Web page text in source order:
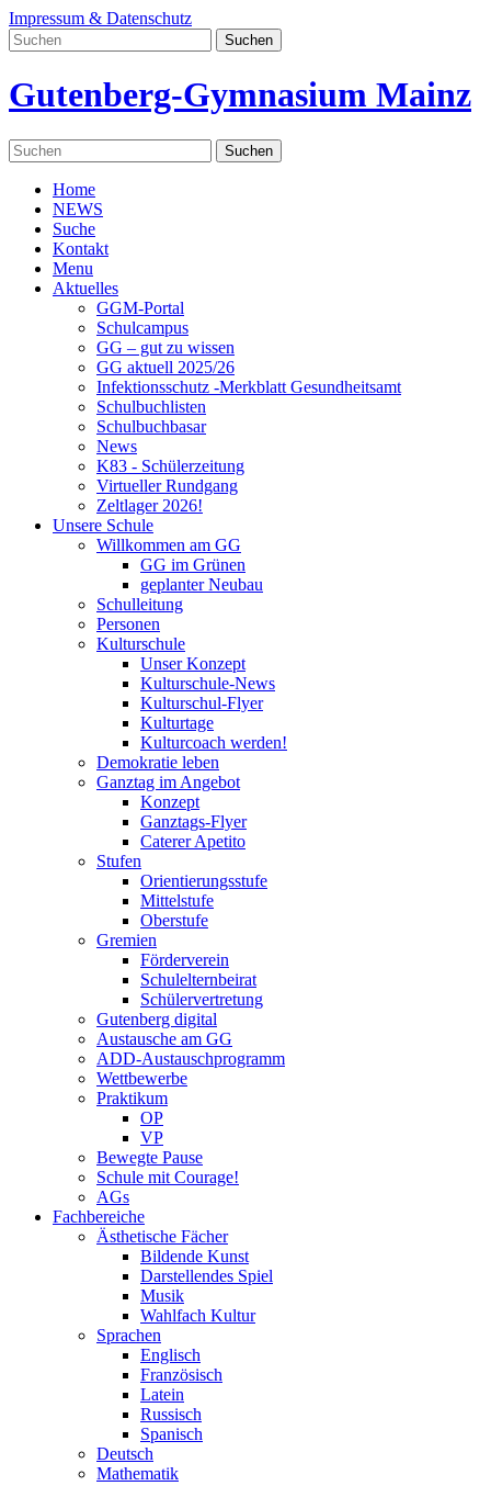
Impressum & Datenschutz
Gutenberg-Gymnasium Mainz
Home
NEWS
Suche
Kontakt
Menu
Aktuelles
GGM-Portal
Schulcampus
GG – gut zu wissen
GG aktuell 2025/26
Infektionsschutz -Merkblatt Gesundheitsamt
Schulbuchlisten
Schulbuchbasar
News
K83 - Schülerzeitung
Virtueller Rundgang
Zeltlager 2026!
Unsere Schule
Willkommen am GG
GG im Grünen
geplanter Neubau
Schulleitung
Personen
Kulturschule
Unser Konzept
Kulturschule-News
Kulturschul-Flyer
Kulturtage
Kulturcoach werden!
Demokratie leben
Ganztag im Angebot
Konzept
Ganztags-Flyer
Caterer Apetito
Stufen
Orientierungsstufe
Mittelstufe
Oberstufe
Gremien
Förderverein
Schulelternbeirat
Schülervertretung
Gutenberg digital
Austausche am GG
ADD-Austauschprogramm
Wettbewerbe
Praktikum
OP
VP
Bewegte Pause
Schule mit Courage!
AGs
Fachbereiche
Ästhetische Fächer
Bildende Kunst
Darstellendes Spiel
Musik
Wahlfach Kultur
Sprachen
Englisch
Französisch
Latein
Russisch
Spanisch
Deutsch
Mathematik